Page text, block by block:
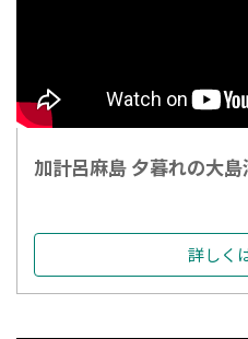
加計呂麻島 夕暮れの大
詳しく